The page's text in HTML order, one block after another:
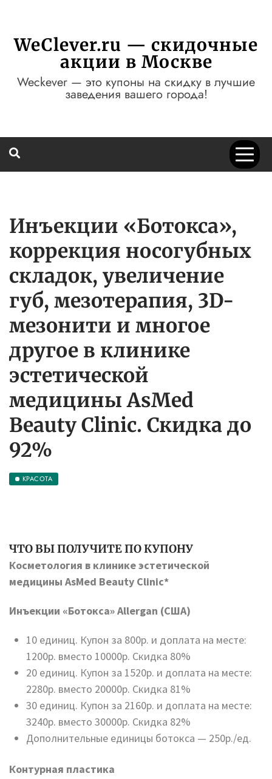
содержимому
WeClever.ru — скидочные
акции в Москве
Weckever — это купоны на скидку в лучшие
заведения вашего города!
Инъекции «Ботокса»,
коррекция носогубных
складок, увеличение
губ, мезотерапия, 3D-
мезонити и многое
другое в клинике
эстетической
медицины AsMed
Beauty Clinic. Скидка до
92%
КРАСОТА
ЧТО ВЫ ПОЛУЧИТЕ ПО КУПОНУ
Косметология в клинике эстетической
медицины AsMed Beauty Clinic*
Инъекции «Ботокса» Allergan (США)
10 единиц. Купон за 800р. и доплата на месте:
1200р. вместо 10000р. Скидка 80%
20 единиц. Купон за 1520р. и доплата на месте:
2280р. вместо 20000р. Скидка 81%
30 единиц. Купон за 2160р. и доплата на месте:
3240р. вместо 30000р. Скидка 82%
Дополнительные единицы ботокса — 250р./ед.
Контурная пластика